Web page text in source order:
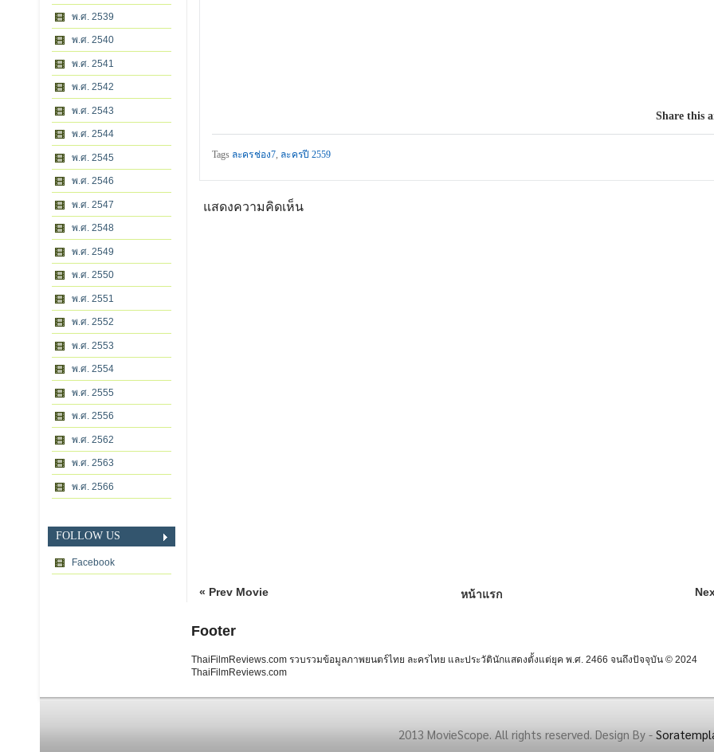
พ.ศ. 2539
พ.ศ. 2540
พ.ศ. 2541
พ.ศ. 2542
พ.ศ. 2543
พ.ศ. 2544
พ.ศ. 2545
พ.ศ. 2546
พ.ศ. 2547
พ.ศ. 2548
พ.ศ. 2549
พ.ศ. 2550
พ.ศ. 2551
พ.ศ. 2552
พ.ศ. 2553
พ.ศ. 2554
พ.ศ. 2555
พ.ศ. 2556
พ.ศ. 2562
พ.ศ. 2563
พ.ศ. 2566
FOLLOW US
Facebook
Share this
Tags ละครช่อง7, ละครปี 2559
แสดงความคิดเห็น
« Prev Movie หน้าแรก
Footer
ThaiFilmReviews.com รวบรวมข้อมูลภาพยนตร์ไทย ละครไทย และประวัตินักแสดงตั้งแต่ยุค พ.ศ. 2466 จนถึงปัจจุบัน © 2024
ThaiFilmReviews.com
2013 MovieScope. All rights reserved. Design By -